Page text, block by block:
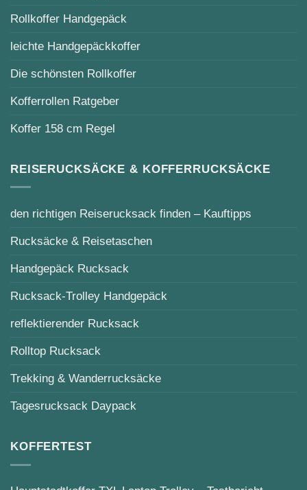
Rollkoffer Handgepäck
leichte Handgepäckkoffer
Die schönsten Rollkoffer
Kofferrollen Ratgeber
Koffer 158 cm Regel
REISERUCKSÄCKE & KOFFERRUCKSÄCKE
den richtigen Reiserucksack finden – Kauftipps
Rucksäcke & Reisetaschen
Handgepäck Rucksack
Rucksack-Trolley Handgepäck
reflektierender Rucksack
Rolltop Rucksack
Trekking & Wanderrucksäcke
Tagesrucksack Daypack
KOFFERTEST